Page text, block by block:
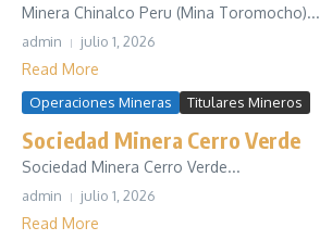
Minera Chinalco Peru (Mina Toromocho)...
admin julio 1, 2026
Read More
Operaciones Mineras Titulares Mineros
Sociedad Minera Cerro Verde
Sociedad Minera Cerro Verde...
admin julio 1, 2026
Read More